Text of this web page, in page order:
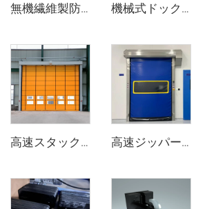
無機繊維製防火シャッタードア 機械式ドックシェルター
高速スタックドア 高速ジッパー式ドア